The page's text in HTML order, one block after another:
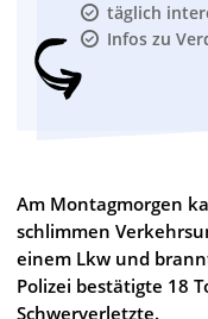
täglich
Infos zu
Am Montagmorgen
schlimmen
einem Lkw und
Polizei bestätigte 18
Schwerverletzte.